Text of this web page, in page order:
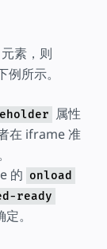
元素，则
所示。
属性
在 iframe 准
的 onload
ready
。